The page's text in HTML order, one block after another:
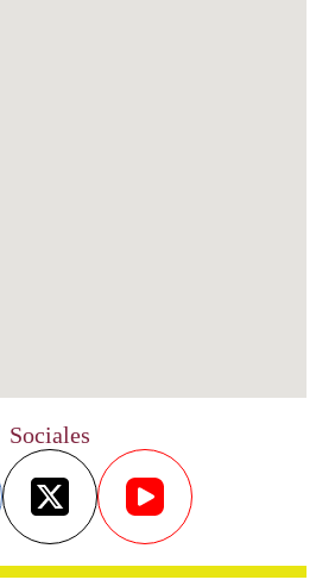
Sociales